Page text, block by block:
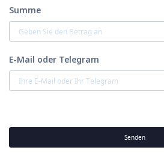
Summe
E-Mail oder Telegram
Senden